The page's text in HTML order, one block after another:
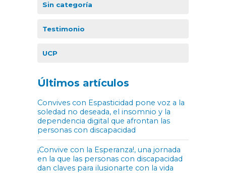
Sin categoría
Testimonio
UCP
Últimos artículos
Convives con Espasticidad pone voz a la
soledad no deseada, el insomnio y la
dependencia digital que afrontan las
personas con discapacidad
¡Convive con la Esperanza!, una jornada
en la que las personas con discapacidad
dan claves para ilusionarte con la vida